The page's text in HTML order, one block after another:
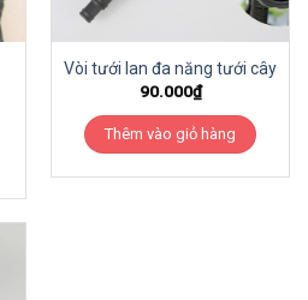
Vòi tưới lan đa năng tưới cây
90.000₫
Thêm vào giỏ hàng